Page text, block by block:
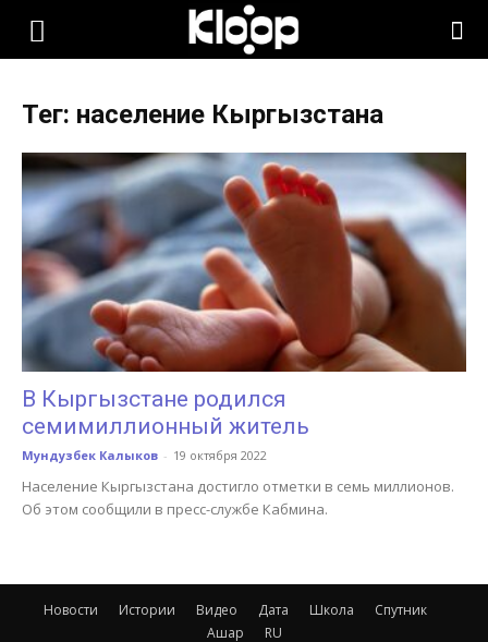
KLOOP.KG
Новости
Кыргызстана
Тег: население Кыргызстана
В Кыргызстане родился
семимиллионный житель
Мундузбек Калыков - 19 октября 2022
Население Кыргызстана достигло отметки в семь миллионов.
Об этом сообщили в пресс-службе Кабмина.
Новости Истории Видео Дата Школа
Спутник
Ашар
RU